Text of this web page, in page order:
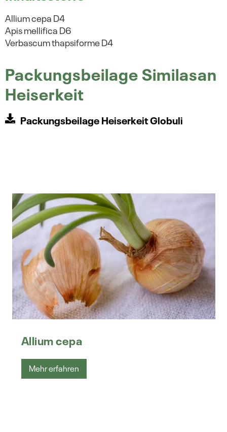
Allium cepa D4
Apis mellifica D6
Verbascum thapsiforme D4
Packungsbeilage Similasan
Heiserkeit
Packungsbeilage Heiserkeit Globuli
Allium cepa
Mehr erfahren